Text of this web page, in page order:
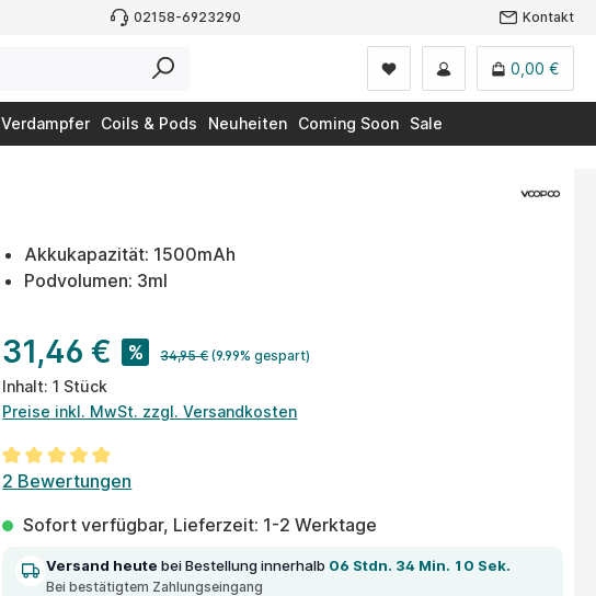
02158-6923290 Kontakt
0,00 €
Verdampfer Coils & Pods Neuheiten Coming Soon
Sale
Akkukapazität: 1500mAh
Podvolumen: 3ml
31,46 € % 34,95 € (9.99% gespart)
Inhalt:1 Stück
Preise inkl. MwSt. zzgl. Versandkosten
Durchschnittliche Bewertung von 5 von 5 Sternen
2 Bewertungen
Sofort verfügbar, Lieferzeit: 1-2 Werktage
Versand heute bei Bestellung innerhalb 06 Stdn. 34 Min. 10 Sek.
Bei bestätigtem Zahlungseingang